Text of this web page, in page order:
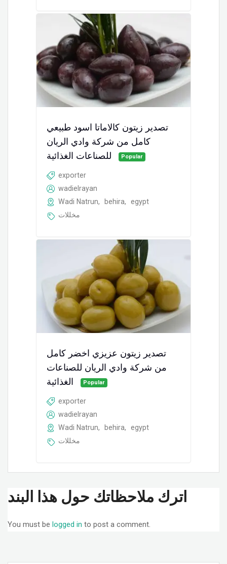
تصدير زيتون كالاماتا اسود طبيعي
كامل من شركة وادي الريان
للصناعات الغذائية
Popular
exporter
wadielrayan
Wadi Natrun, behira,
egypt
مخللات
تصدير زيتون عزيزي اخضر كامل
من شركة وادي الريان للصناعات
الغذائية
Popular
exporter
wadielrayan
Wadi Natrun, behira,
egypt
مخللات
اترك ملاحظاتك حول هذا البند
You must be logged in to post a comment.